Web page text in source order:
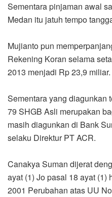
Sementara pinjaman awal
Medan itu jatuh tempo
Mujianto pun
Rekening Koran selama
2013 menjadi Rp 23,9 miliar.
Sementara yang diagunkan
79 SHGB Asli merupakan
masih diagunkan di Bank
selaku Direktur PT ACR.
Canakya Suman dijerat
ayat (1) Jo pasal 18 ayat (1)
2001 Perubahan atas UU